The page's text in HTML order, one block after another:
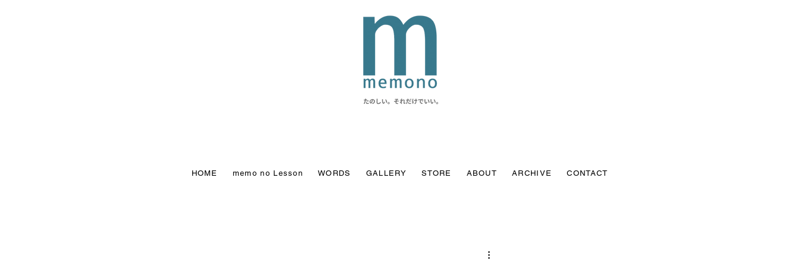
HOME memo no Lesson WORDS GALLERY STORE ABOUT ARCHIVE CONTACT